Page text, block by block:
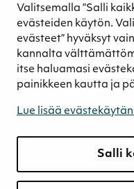
Valitsemalla ”Salli
evästeiden käytön.
evästeet” hyväksyt
kannalta
itse haluamasi
painikkeen kautta ja
Lue lisää
Salli
Media
Uutiset ja blogit
Podcast
Yhteystiedot
Laskutustiedot
Tietosuojaseloste